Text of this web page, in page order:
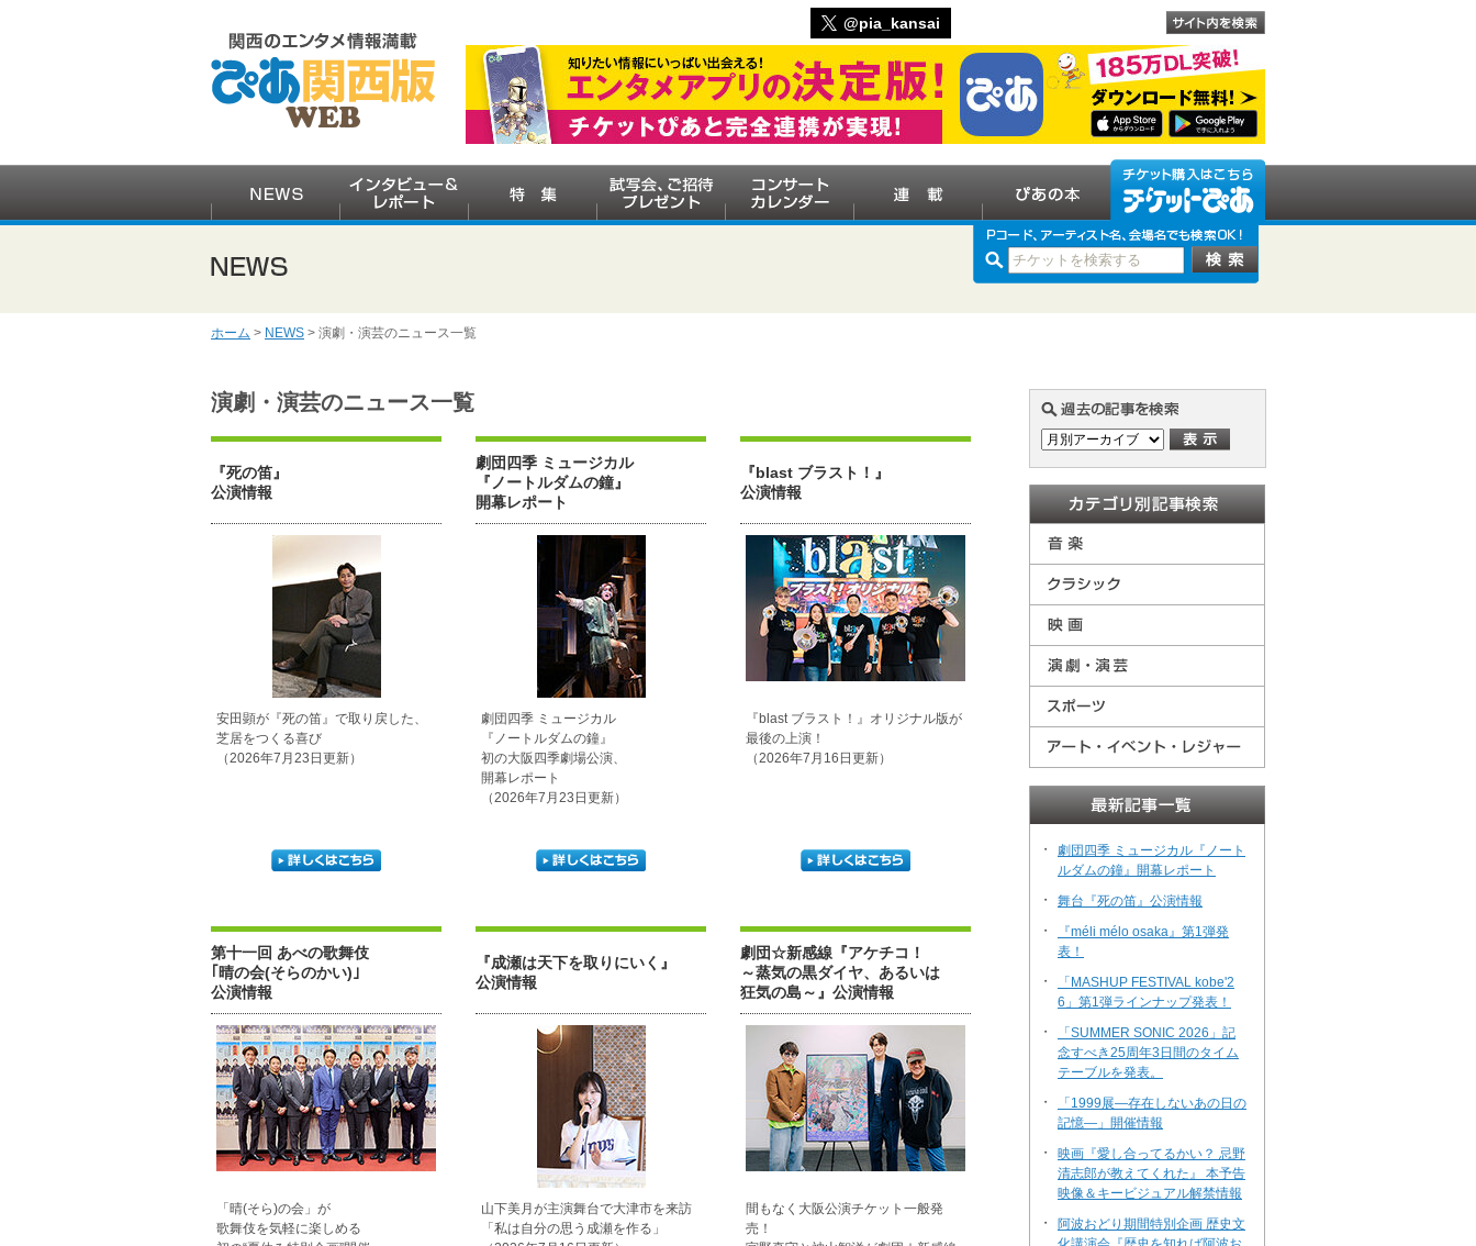
@pia_kansai
ホーム > NEWS > 演劇・演芸のニュース一覧
演劇・演芸のニュース一覧
『死の笛』
公演情報
安田顕が『死の笛』で取り戻した、
芝居をつくる喜び
（2026年7月23日更新）
劇団四季 ミュージカル
『ノートルダムの鐘』
開幕レポート
劇団四季 ミュージカル
『ノートルダムの鐘』
初の大阪四季劇場公演、
開幕レポート
（2026年7月23日更新）
『blast ブラスト！』
公演情報
『blast ブラスト！』オリジナル版が
最後の上演！
（2026年7月16日更新）
第十一回 あべの歌舞伎
｢晴の会(そらのかい)｣
公演情報
「晴(そら)の会」が
歌舞伎を気軽に楽しめる
『成瀬は天下を取りにいく』
公演情報
山下美月が主演舞台で大津市を来訪
「私は自分の思う成瀬を作る」
劇団☆新感線『アケチコ！
～蒸気の黒ダイヤ、あるいは
狂気の島～』公演情報
間もなく大阪公演チケット一般発
売！
・
劇団四季 ミュージカル『ノート
ルダムの鐘』開幕レポート
・
舞台『死の笛』公演情報
・
『méli mélo osaka』第1弾発
表！
・
「MASHUP FESTIVAL kobe'2
6」第1弾ラインナップ発表！
・
「SUMMER SONIC 2026」記
念すべき25周年3日間のタイム
テーブルを発表。
・
「1999展―存在しないあの日の
記憶―」開催情報
・
映画『愛し合ってるかい？ 忌野
清志郎が教えてくれた』 本予告
映像＆キービジュアル解禁情報
・
阿波おどり期間特別企画 歴史文